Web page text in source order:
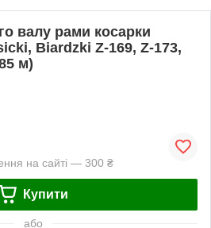
валу рами косарки
Biardzki Z-169, Z-173,
м)
на сайті — 300 ₴
Купити
або